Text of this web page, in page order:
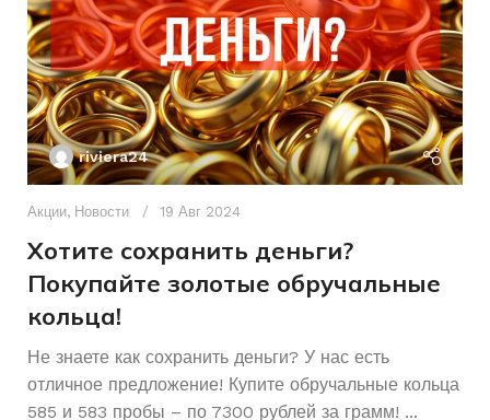
БРЕНД ИНСТРУМЕНТА
riviera24
Акции, Новости 19 Авг 2024
Хотите сохранить деньги?
Покупайте золотые обручальные
кольца!
Не знаете как сохранить деньги? У нас есть
отличное предложение! Купите обручальные кольца
585 и 583 пробы – по 7300 рублей за грамм! ...